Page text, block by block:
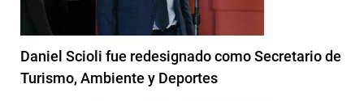
Daniel Scioli fue redesignado como Secretario de
Turismo, Ambiente y Deportes